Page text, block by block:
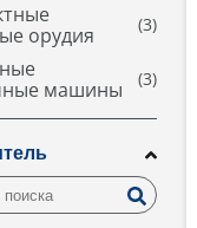
орудия
машины